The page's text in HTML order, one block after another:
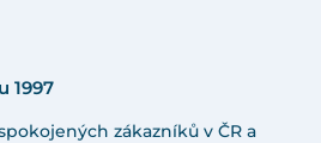
1997
zákazníků v ČR a